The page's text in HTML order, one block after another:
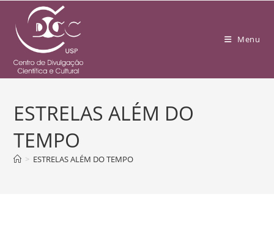
Menu
ESTRELAS ALÉM DO
TEMPO
> ESTRELAS ALÉM DO TEMPO